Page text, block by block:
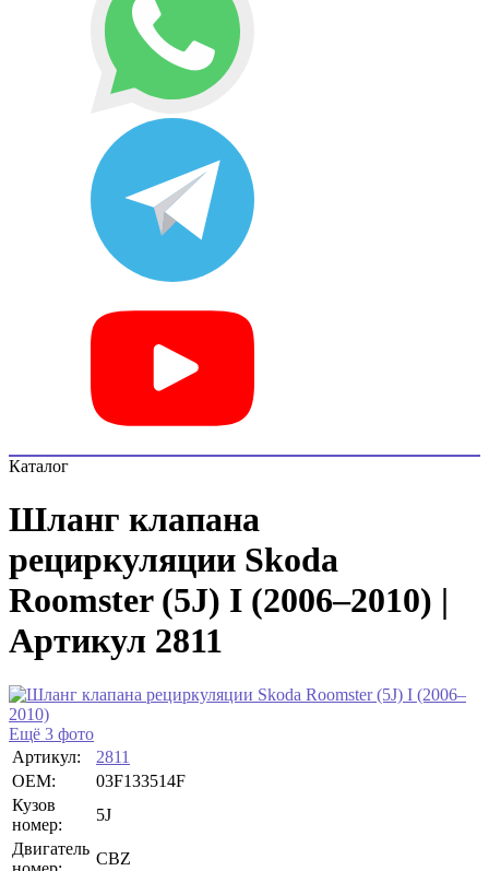
Каталог
Шланг клапана
рециркуляции Skoda
Roomster (5J) I (2006–2010) |
Артикул 2811
Ещё 3 фото
Артикул:
2811
OEM:
03F133514F
Кузов
номер:
5J
Двигатель
CBZ